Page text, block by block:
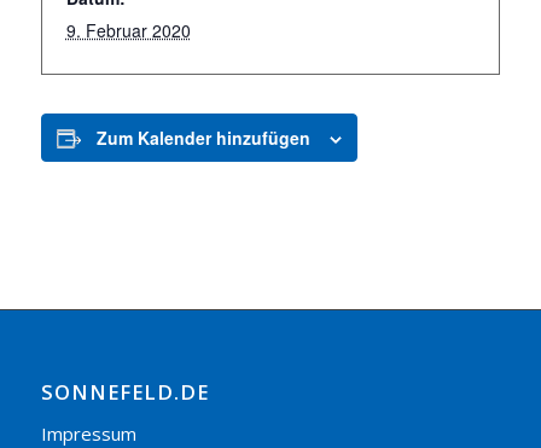
9. Februar 2020
Zum Kalender hinzufügen
SONNEFELD.DE
Impressum